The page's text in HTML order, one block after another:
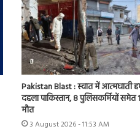
Pakistan Blast : स्वात में आत्मघाती
दहला पाकिस्तान, 8 पुलिसकर्मियों समेत
मौत
3 August 2026 - 11:53 AM